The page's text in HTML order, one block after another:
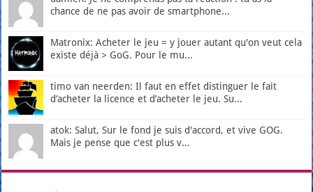
chance de ne pas avoir de smartphone...
Matronix: Acheter le jeu = y jouer autant qu'on veut cela
existe déjà > GoG. Pour le mu...
timo van neerden: Il faut en effet distinguer le fait
d’acheter la licence et d’acheter le jeu. Su...
atok: Salut, Sur le fond je suis d'accord, et vive GOG.
Mais je pense que c'est plus v...